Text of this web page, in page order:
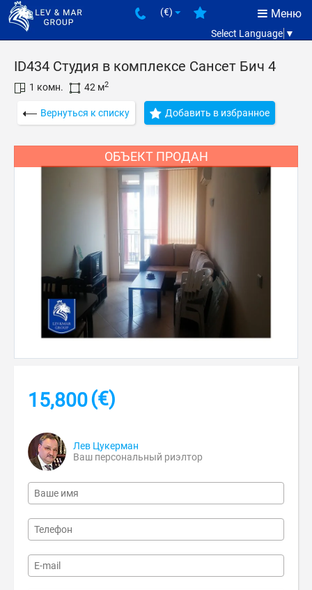
Меню
(€)
Select Language ▼
ID434 Студия в комплексе Сансет Бич 4
1 комн. 42 м2
Вернуться к списку Добавить в избранное
ОБЪЕКТ ПРОДАН
15,800(€)
Лев Цукерман
Ваш персональный риэлтор